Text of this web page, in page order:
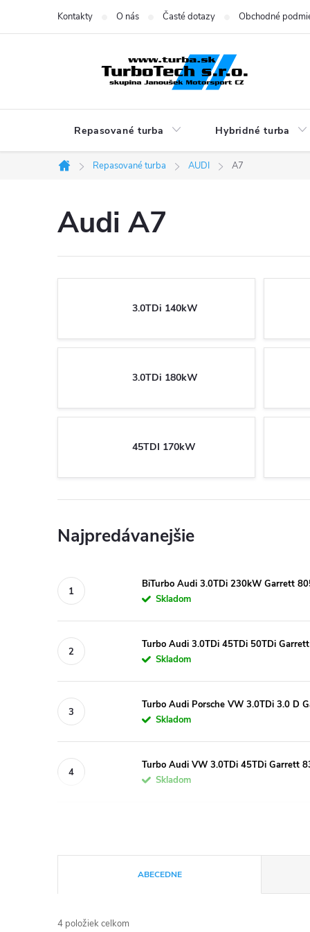
Kontakty O nás Časté dotazy Obchodné
Repasované turba Hybridné turba
Domov
Repasované turba AUDI A7
Audi A7
3.0TDi 140kW
3.0TDi 180kW
45TDI 170kW
Najpredávanejšie
BiTurbo Audi 3.0TDi 230kW Garrett
Skladom
Turbo Audi 3.0TDi 45TDi 50TDi
Skladom
Turbo Audi Porsche VW 3.0TDi 3.0 D
Skladom
Turbo Audi VW 3.0TDi 45TDi Garrett
Skladom
a
ABECEDNE
4 položiek celkom